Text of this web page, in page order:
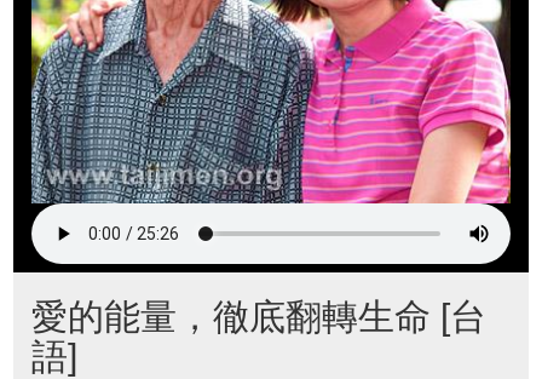
愛的能量，徹底翻轉生命 [台
語]